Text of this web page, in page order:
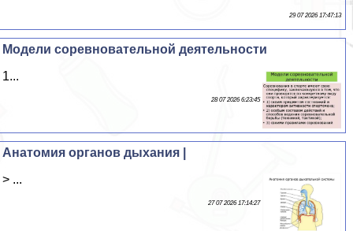
29 07 2026 17:47:13
Модели соревновательной деятельности
1...
28 07 2026 6:23:45
Анатомия органов дыхания |
> ...
27 07 2026 17:14:27